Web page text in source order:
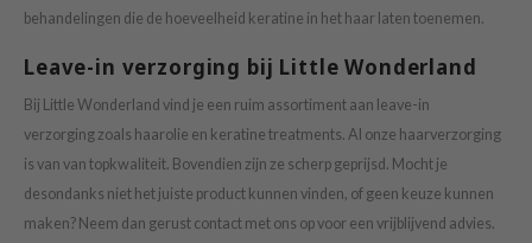
behandelingen die de hoeveelheid keratine in het haar laten toenemen.
Leave-in verzorging bij Little Wonderland
Bij Little Wonderland vind je een ruim assortiment aan leave-in
verzorging zoals haarolie en keratine treatments. Al onze haarverzorging
is van van topkwaliteit. Bovendien zijn ze scherp geprijsd. Mocht je
desondanks niet het juiste product kunnen vinden, of geen keuze kunnen
maken? Neem dan gerust contact met ons op voor een vrijblijvend advies.